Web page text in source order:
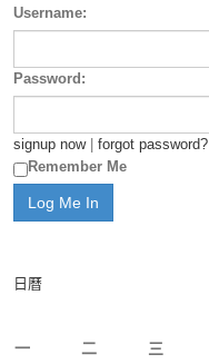
Username:
Password:
signup now| forgot password?
Remember Me
日曆
一
二 三